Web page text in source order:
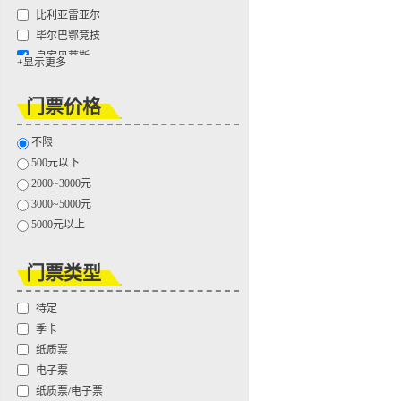
比利亚雷亚尔
毕尔巴鄂竞技
皇家贝蒂斯
拉科鲁尼亚
马德里竞技
马拉加
塞尔塔
塞维利亚
西班牙人
莱万特
赫塔费
埃尔切
桑坦德竞技
+显示更多
门票价格
不限
500元以下
2000~3000元
3000~5000元
5000元以上
门票类型
待定
季卡
纸质票
电子票
纸质票/电子票